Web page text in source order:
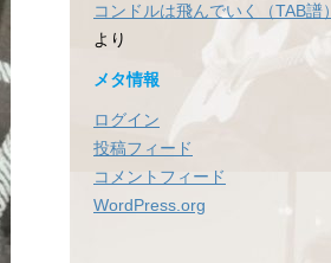
コンドルは飛んでいく（TAB譜）
より
メタ情報
ログイン
投稿フィード
コメントフィード
WordPress.org